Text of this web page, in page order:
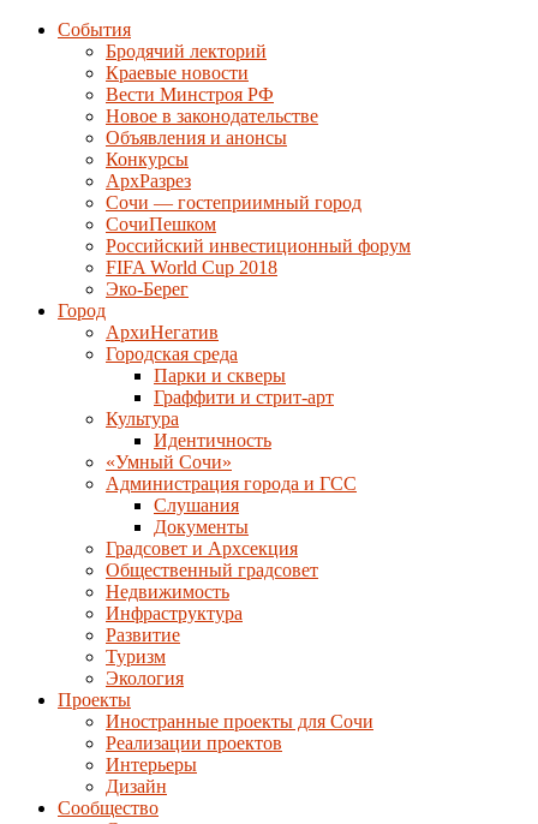
События
Бродячий лекторий
Краевые новости
Вести Минстроя РФ
Новое в законодательстве
Объявления и анонсы
Конкурсы
АрхРазрез
Сочи — гостеприимный город
СочиПешком
Российский инвестиционный форум
FIFA World Cup 2018
Эко-Берег
Город
АрхиНегатив
Городская среда
Парки и скверы
Граффити и стрит-арт
Культура
Идентичность
«Умный Сочи»
Администрация города и ГСС
Слушания
Документы
Градсовет и Архсекция
Общественный градсовет
Недвижимость
Инфраструктура
Развитие
Туризм
Экология
Проекты
Иностранные проекты для Сочи
Реализации проектов
Интерьеры
Дизайн
Сообщество